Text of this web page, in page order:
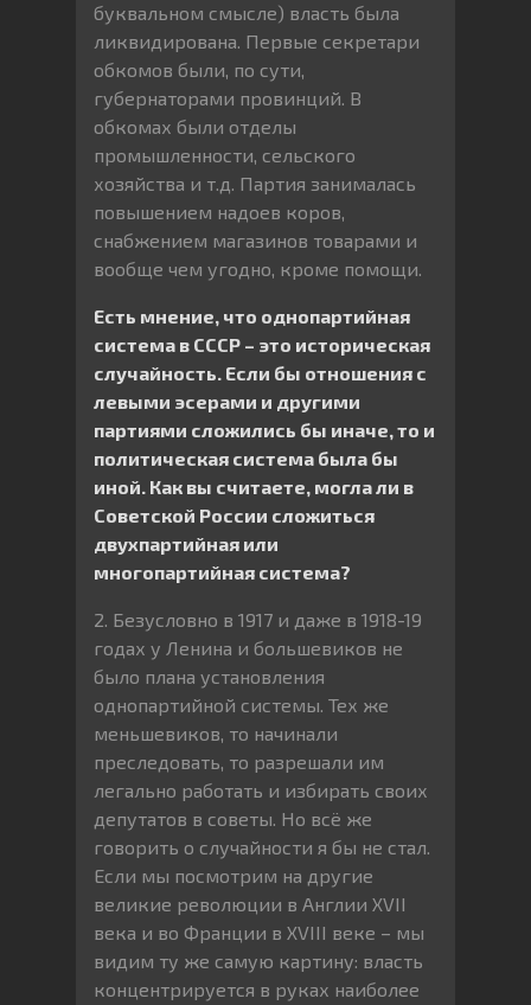
буквальном смысле) власть была
ликвидирована. Первые секретари
обкомов были, по сути,
губернаторами провинций. В
обкомах были отделы
промышленности, сельского
хозяйства и т.д. Партия занималась
повышением надоев коров,
снабжением магазинов товарами и
вообще чем угодно, кроме помощи.
Есть мнение, что однопартийная
система в СССР – это историческая
случайность. Если бы отношения с
левыми эсерами и другими
партиями сложились бы иначе, то и
политическая система была бы
иной. Как вы считаете, могла ли в
Советской России сложиться
двухпартийная или
многопартийная система?
2. Безусловно в 1917 и даже в 1918-19
годах у Ленина и большевиков не
было плана установления
однопартийной системы. Тех же
меньшевиков, то начинали
преследовать, то разрешали им
легально работать и избирать своих
депутатов в советы. Но всё же
говорить о случайности я бы не стал.
Если мы посмотрим на другие
великие революции в Англии XVII
века и во Франции в XVIII веке – мы
видим ту же самую картину: власть
концентрируется в руках наиболее